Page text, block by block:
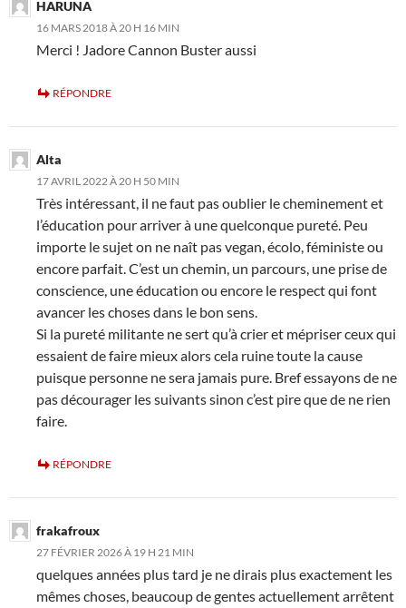
HARUNA
16 MARS 2018 À 20 H 16 MIN
Merci ! Jadore Cannon Buster aussi
RÉPONDRE
Alta
17 AVRIL 2022 À 20 H 50 MIN
Très intéressant, il ne faut pas oublier le cheminement et
l’éducation pour arriver à une quelconque pureté. Peu
importe le sujet on ne naît pas vegan, écolo, féministe ou
encore parfait. C’est un chemin, un parcours, une prise de
conscience, une éducation ou encore le respect qui font
avancer les choses dans le bon sens.
Si la pureté militante ne sert qu’à crier et mépriser ceux qui
essaient de faire mieux alors cela ruine toute la cause
puisque personne ne sera jamais pure. Bref essayons de ne
pas décourager les suivants sinon c’est pire que de ne rien
faire.
RÉPONDRE
frakafroux
27 FÉVRIER 2026 À 19 H 21 MIN
quelques années plus tard je ne dirais plus exactement les
mêmes choses, beaucoup de gentes actuellement arrêtent